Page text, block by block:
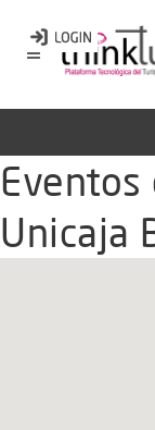
Eventos
Unicaja